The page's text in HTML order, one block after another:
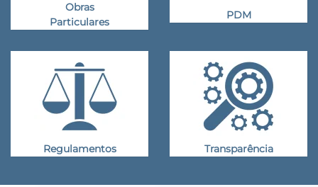
Obras
Particulares
PDM
Regulamentos Transparência